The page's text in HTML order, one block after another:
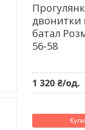
двонитки
батал
56-58
1 320 ₴/од.